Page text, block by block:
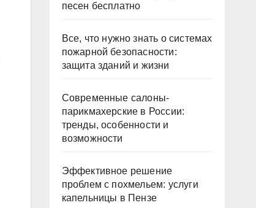
песен бесплатно
Все, что нужно знать о системах
пожарной безопасности:
защита зданий и жизни
Современные салоны-
парикмахерские в России:
тренды, особенности и
возможности
Эффективное решение
проблем с похмельем: услуги
капельницы в Пензе